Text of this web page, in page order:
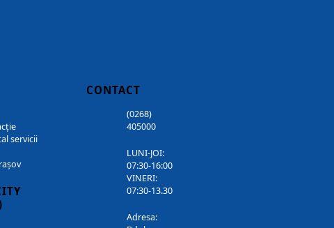
servicii
CONTACT
(0268)
405000
LUNI-JOI:
07:30-16:00
VINERI:
07:30-13.30
Adresa: